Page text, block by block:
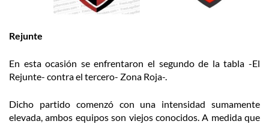
Rejunte
En esta ocasión se enfrentaron el segundo de la tabla -El
Rejunte- contra el tercero- Zona Roja-.
Dicho partido comenzó con una intensidad sumamente
elevada, ambos equipos son viejos conocidos. A medida que